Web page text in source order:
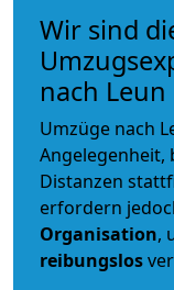
Wir sind
nach Leun
Umzüge nach
Angelegenheit,
Distanzen
erfordern
Organisation,
reibungslos